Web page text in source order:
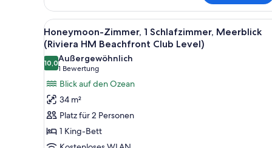
Schlafzimmer,
Meerblick
(Riviera
Penthouse
Club
Level)
Alle
Fotos
für
Honeymoon-
Zimmer,
1
Schlafzimmer,
Meerblick
(Riviera
Ein Balkon mit Korbmöbeln
3
Honeymoon-Zimmer, 1 Schlafzimmer, Meerblick
(Riviera HM Beachfront Club Level)
10,010,0 von 10
Außergewöhnlich
1 Bewertung
(1
Bewertung)
Blick auf den Ozean
34 m²
Platz für 2 Personen
1 King-Bett